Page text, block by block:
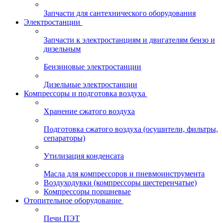
Запчасти для сантехнического оборудования
Электростанции
Запчасти к электростанциям и двигателям бензо и
дизельным
Бензиновые электростанции
Дизельные электростанции
Компрессоры и подготовка воздуха
Хранение сжатого воздуха
Подготовка сжатого воздуха (осушители, фильтры,
сепараторы)
Утилизация конденсата
Масла для компрессоров и пневмоинструмента
Воздуходувки (компрессоры шестеренчатые)
Компрессоры поршневые
Отопительное оборудование
Печи ПЭТ